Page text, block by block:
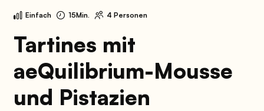
Einfach 15Min. 4 Personen
Tartines mit
aeQuilibrium-Mousse
und Pistazien